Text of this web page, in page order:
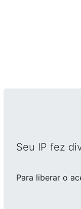
Seu IP fez
Para liberar o